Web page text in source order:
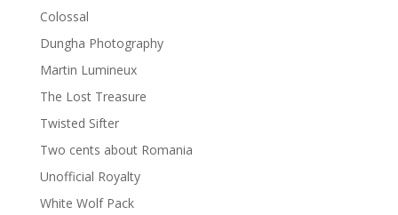
Colossal
Dungha Photography
Martin Lumineux
The Lost Treasure
Twisted Sifter
Two cents about Romania
Unofficial Royalty
White Wolf Pack